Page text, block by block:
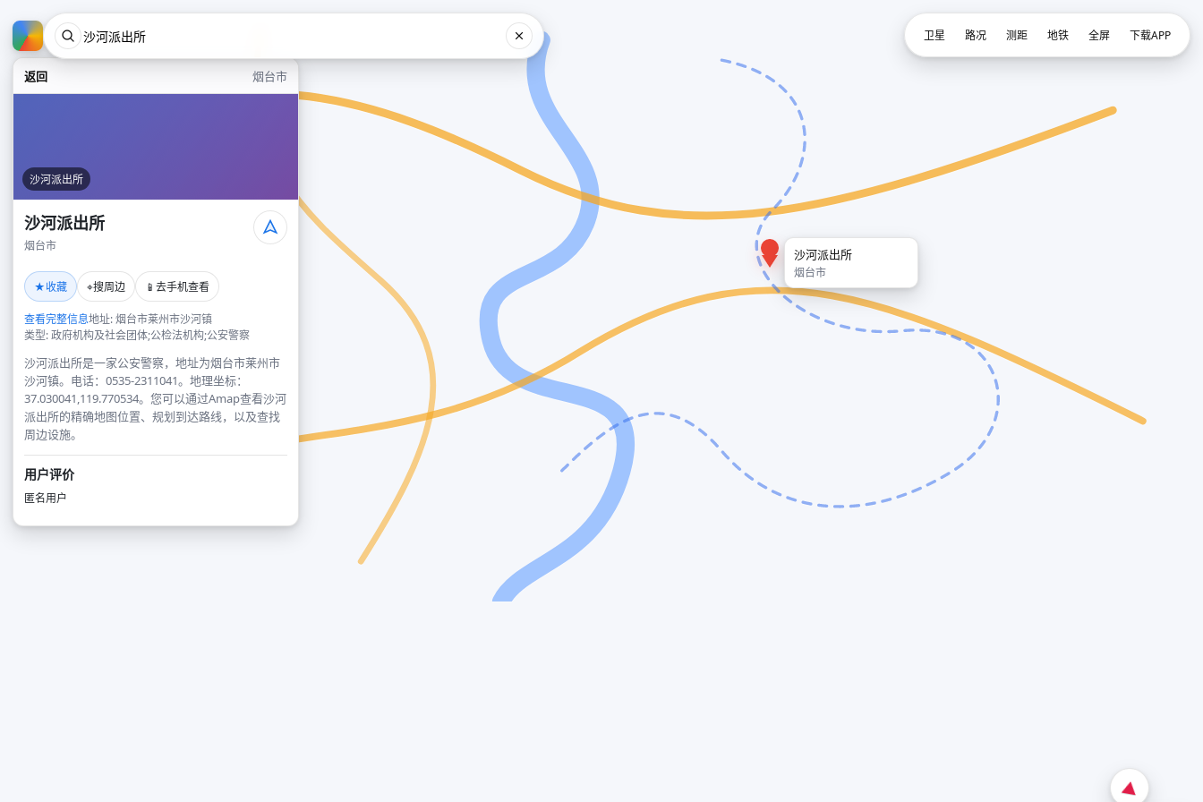
返回 烟台市
沙河派出所
沙河派出所
烟台市
★收藏 ⌖搜周边 📱 去手机查看
查看完整信息地址: 烟台市莱州市沙河镇
类型: 政府机构及社会团体;公检法机构;公安警察
沙河派出所是一家公安警察，地址为烟台市莱州市
沙河镇。电话：0535-2311041。地理坐标：
37.030041,119.770534。您可以通过Amap查看沙河
派出所的精确地图位置、规划到达路线，以及查找
周边设施。
用户评价
匿名用户
沙河派出所
烟台市
卫星 路况 测距 地铁 全屏 下载APP